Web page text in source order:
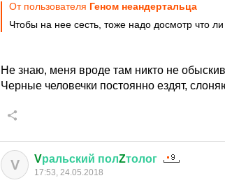
От пользователя Геном неандертальца
Чтобы на нее сесть, тоже надо досмотр что
Не знаю, меня вроде там никто не
Черные человечки постоянно ездят,
V Vральский полZтолог
17:53, 24.05.2018